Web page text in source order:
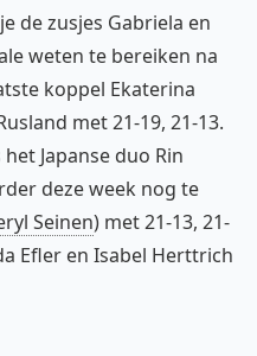
de zusjes Gabriela en
weten te bereiken na
koppel Ekaterina
met 21-19, 21-13.
Japanse duo Rin
deze week nog te
Seinen) met 21-13, 21-
Efler en Isabel Herttrich